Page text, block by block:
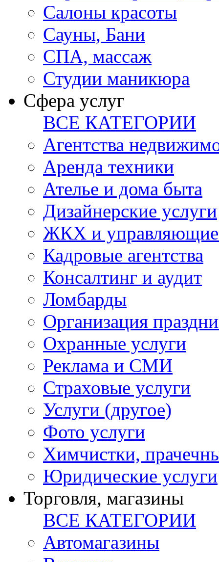
Салоны красоты
Сауны, Бани
СПА, массаж
Студии маникюра
Сфера услуг
ВСЕ КАТЕГОРИИ
Агентства
Аренда техники
Ателье и дома быта
Дизайнерские услуги
ЖКХ и управляющие
Кадровые агентства
Консалтинг и аудит
Ломбарды
Организация
Охранные услуги
Реклама и СМИ
Страховые услуги
Услуги (другое)
Фото услуги
Химчистки,
Юридические услуги
Торговля, магазины
ВСЕ КАТЕГОРИИ
Автомагазины